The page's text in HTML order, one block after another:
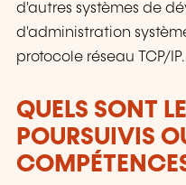
d'autres systèmes de
d'administration
protocole réseau TCP/IP.
QUELS SONT
POURSUIVIS